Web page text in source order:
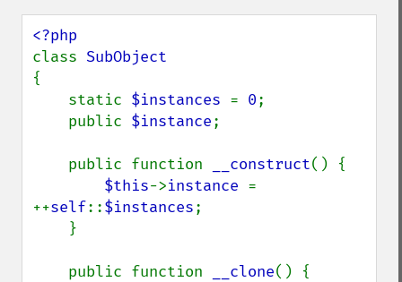
class
{
    static
$instances = 0;
    public
$instance;
    public function
__construct() {
$this->instance =
++self::$instances;
    public function
__clone() {